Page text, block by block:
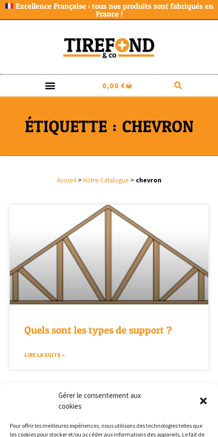
Gérer le consentement aux
cookies
Pour offrir les meilleures expériences, nous utilisons des technologies telles que
les cookies pour stocker et/ou accéder aux informations des appareils. Le fait de
Excellence Française : tous nos produits sont fabriqués en
France !
0,00 €
ÉTIQUETTE : CHEVRON
Accueil> Notre Catalogue > chevron
Quels sont les types de support ?
LIRE LA SUITE »